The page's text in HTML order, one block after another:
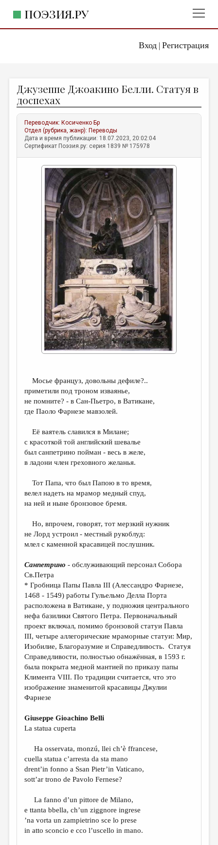
Вход| Регистрация
ПОЭЗИЯ.РУ
ЖАНРЫ
АВТОРЫ
КОММЕНТАРИИ
ЛИТСАЛОН
ПРАВИЛА САЙТА
ОТДЕЛЫ И РУБРИКИ
ИЗБРАННОЕ
ДАЙДЖЕСТ
ПРОИЗВЕДЕНИЯ
ПЕРЕВОДЫ
КОНКУРСЫ
ДЕТСКАЯ КОМНАТА
КНИЖНАЯ ПОЛКА
ОБЗОР ЛИТЕРАТУРЫ
СТРАНИЦЫ ПАМЯТИ
КОЛОНКА РЕДАКТОРА
РЕДКОЛЛЕГИЯ
МАЛАЯ ПРОЗА
ЭССЕИСТИКА
КУЛЬТУРОВЕДЕНИЕ
ПУБЛИЦИСТИКА
РЕЦЕНЗИРОВАНИЕ
ЦИКЛЫ ПУБЛИКАЦИЙ
МЕДИА
ВКОНТАКТЕ
Джузеппе Джоакино Белли. Статуя в
доспехах
Переводчик: Косиченко Бр
Отдел (рубрика, жанр): Переводы
Дата и время публикации: 18.07.2023, 20:02:04
Сертификат Поэзия.ру: серия 1839 № 175978
Мосье француз, довольны дефиле?..
приметили под троном изваянье,
не помните? - в Сан-Пьетро, в Ватикане,
где Паоло Фарнезе мавзолей.
Её ваятель славился в Милане;
с красоткой той английский шевалье
был санпетрино пойман - весь в желе,
в ладони член греховного желанья.
Тот Папа, что был Папою в то время,
велел надеть на мрамор медный спуд,
на ней и ныне бронзовое бремя.
Но, впрочем, говорят, тот мерзкий нужник
не Лорд устроил - местный рукоблуд:
млел с каменной красавицей послушник.
Санпетрино - обслуживающий персонал Собора
Св.Петра
* Гробница Папы Павла III (Алессандро Фарнезе,
1468 - 1549) работы Гульельмо Делла Порта
расположена в Ватикане, у подножия центрального
нефа базилики Святого Петра. Первоначальный
проект включал, помимо бронзовой статуи Павла
III, четыре аллегорические мраморные статуи: Мир,
Изобилие, Благоразумие и Справедливость. Статуя
Справедливости, полностью обнажённая, в 1593 г.
была покрыта медной мантией по приказу папы
Климента VIII. По традиции считается, что это
изображение знаменитой красавицы Джулии
Фарнезе
Giuseppe Gioachino Belli
La statua cuperta
Ha osservata, monzú, llei ch’è ffrancese,
cuella statua c’arresta da sta mano
drent’in fonno a Ssan Pietr’in Vaticano,
sott’ar trono de Pavolo Fernese?
La fanno d’un pittore de Milano,
e ttanta bbella, ch’un ziggnore ingrese
’na vorta un zampietrino sce lo prese
in atto sconcio e cco l’uscello in mano.